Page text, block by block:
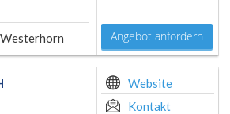
Angebot anfordern
Website
Kontakt